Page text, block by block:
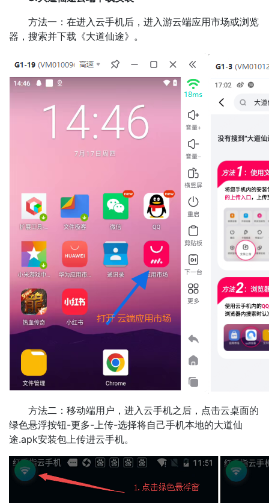
方法一：在进入云手机后，进入游云端应用市场或浏览
器，搜索并下载《大道仙途》。
方法二：移动端用户，进入云手机之后，点击云桌面的
绿色悬浮按钮-更多-上传-选择将自己手机本地的大道仙
途.apk安装包上传进云手机。